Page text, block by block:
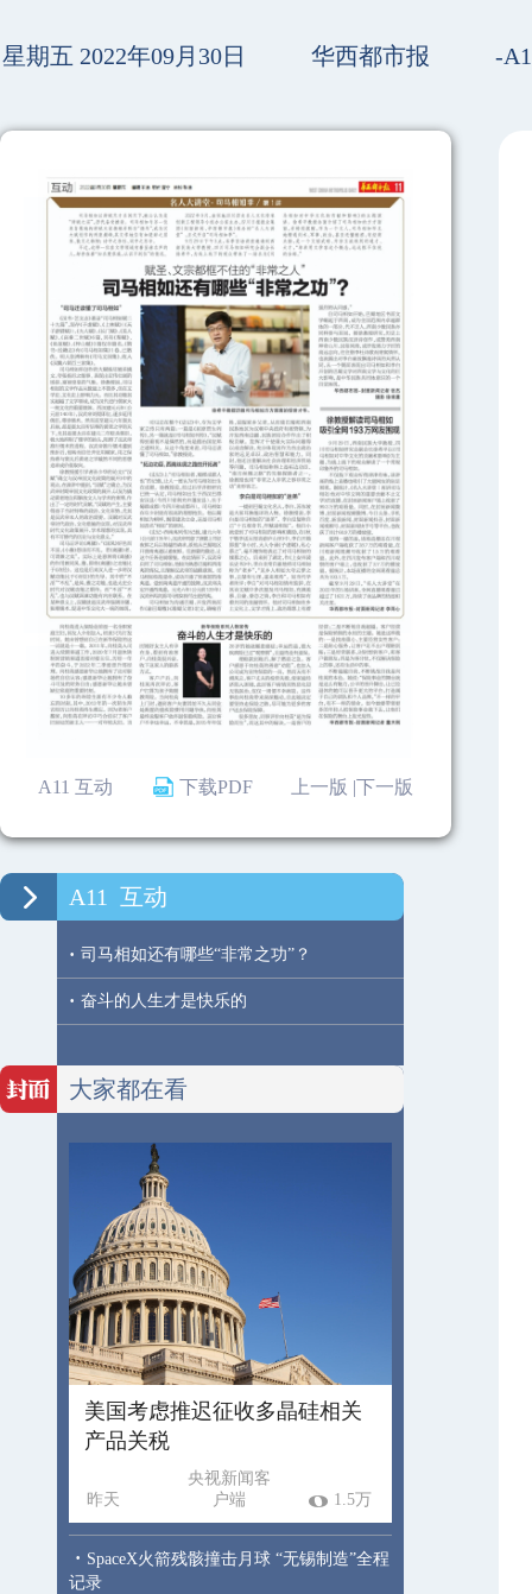
星期五 2022年09月30日 华西都市报 -
A11 互动 下载PDF 下一版
上一版 |
A11 互动
· 司马相如还有哪些“非常之功”？
· 奋斗的人生才是快乐的
大家都在看
美国考虑推迟征收多晶硅相关
产品关税
昨天
央视新闻客
户端
1.5万
· SpaceX火箭残骸撞击月球 “无锡制造”全程
记录